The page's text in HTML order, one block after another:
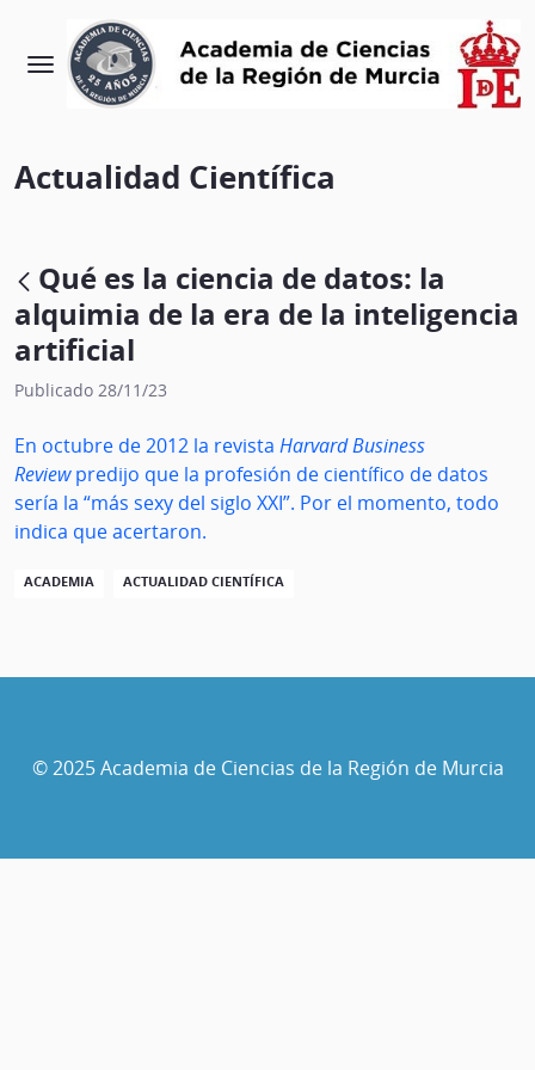
Actualidad Científica
Qué es la ciencia de datos: la
alquimia de la era de la inteligencia
artificial
Publicado 28/11/23
En octubre de 2012 la revista Harvard Business
Reviewpredijo que la profesión de científico de datos
sería la “más sexy del siglo XXI”. Por el momento, todo
indica que acertaron.
ACADEMIA ACTUALIDAD CIENTÍFICA
© 2025 Academia de Ciencias de la Región de Murcia